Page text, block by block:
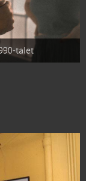
talet